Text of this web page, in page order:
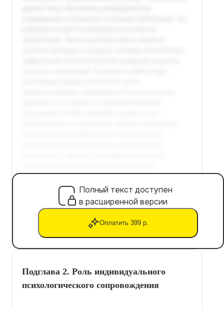
Полный текст доступен
в расширенной версии
Оплатить 399 р.
Подглава 2. Роль индивидуального
психологического сопровождения